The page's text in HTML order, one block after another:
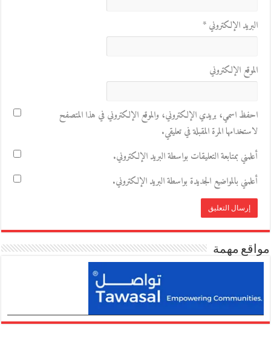
البريد الإلكتروني*
الموقع الإلكتروني
احفظ اسمي، بريدي الإلكتروني، والموقع الإلكتروني في هذا المتصفح
لاستخدامها المرة المقبلة في تعليقي.
أعلمني بمتابعة التعليقات بواسطة البريد الإلكتروني.
أعلمني بالمواضيع الجديدة بواسطة البريد الإلكتروني.
مواقع مهمة